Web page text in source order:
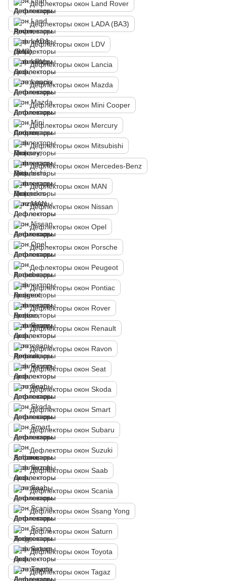
Дефлекторы окон Land Rover
Дефлекторы окон LADA (ВАЗ)
Дефлекторы окон LDV
Дефлекторы окон Lancia
Дефлекторы окон Mazda
Дефлекторы окон Mini Cooper
Дефлекторы окон Mercury
Дефлекторы окон Mitsubishi
Дефлекторы окон Mercedes-Benz
Дефлекторы окон MAN
Дефлекторы окон Nissan
Дефлекторы окон Opel
Дефлекторы окон Porsche
Дефлекторы окон Peugeot
Дефлекторы окон Pontiac
Дефлекторы окон Rover
Дефлекторы окон Renault
Дефлекторы окон Ravon
Дефлекторы окон Seat
Дефлекторы окон Skoda
Дефлекторы окон Smart
Дефлекторы окон Subaru
Дефлекторы окон Suzuki
Дефлекторы окон Saab
Дефлекторы окон Scania
Дефлекторы окон Ssang Yong
Дефлекторы окон Saturn
Дефлекторы окон Toyota
Дефлекторы окон Tagaz